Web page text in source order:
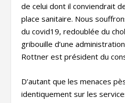
de celui dont il conviendrait
place sanitaire. Nous
du covid19, redoublée du
gribouille d’une
Rottner est président du
D’autant que les menaces
identiquement sur les